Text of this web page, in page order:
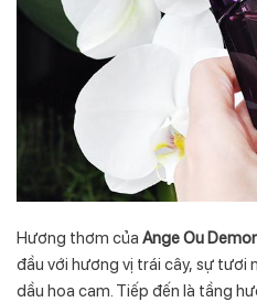
Hương thơm của Ange Ou
đầu với hương vị trái cây, sự tươi
dầu hoa cam. Tiếp đến là tầng